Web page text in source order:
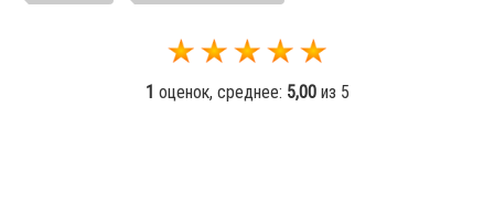
1 оценок, среднее: 5,00из 5